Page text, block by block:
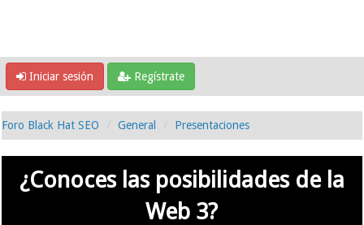
Iniciar sesión Regístrate
Foro Black Hat SEO General Presentaciones
¿Conoces las posibilidades de la
Web 3?